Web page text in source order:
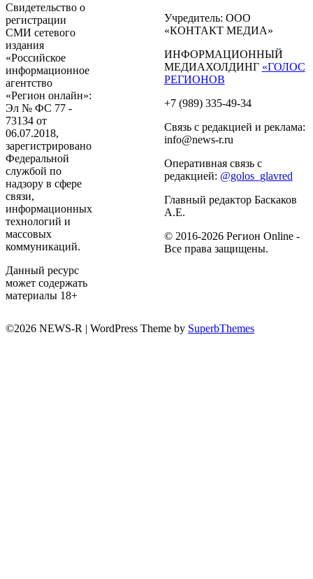
Свидетельство о
регистрации
СМИ сетевого
издания
«Российское
информационное
агентство
«Регион онлайн»:
Эл № ФС 77 -
73134 от
06.07.2018,
зарегистрировано
Федеральной
службой по
надзору в сфере
связи,
информационных
технологий и
массовых
коммуникаций.
Данный ресурс
может содержать
материалы 18+
Учредитель: ООО
«КОНТАКТ МЕДИА»
ИНФОРМАЦИОННЫЙ
МЕДИАХОЛДИНГ «ГОЛОС
РЕГИОНОВ
+7 (989) 335-49-34
Связь с редакцией и реклама:
info@news-r.ru
Оперативная связь с
редакцией: @golos_glavred
Главный редактор Баскаков
А.Е.
© 2016-2026 Регион Online -
Все права защищены.
©2026 NEWS-R | WordPress Theme by SuperbThemes